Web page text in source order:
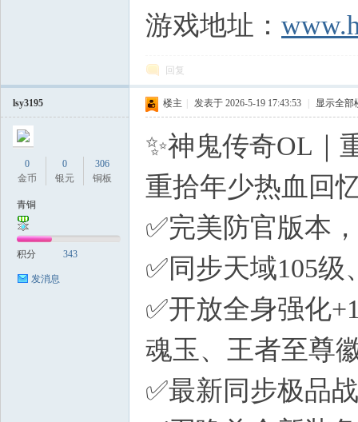
游戏地址：
回复
lsy3195
0
金币
0
银元
306
铜板
青铜
积分 343
发消息
楼主 发表于 2026-5-19 17:43:53 显示全部
✨神鬼传奇OL｜
重拾年少热血回
✅完美防官版本
✅同步天域105
✅开放全身强化
魂玉、王者至尊
✅最新同步极品